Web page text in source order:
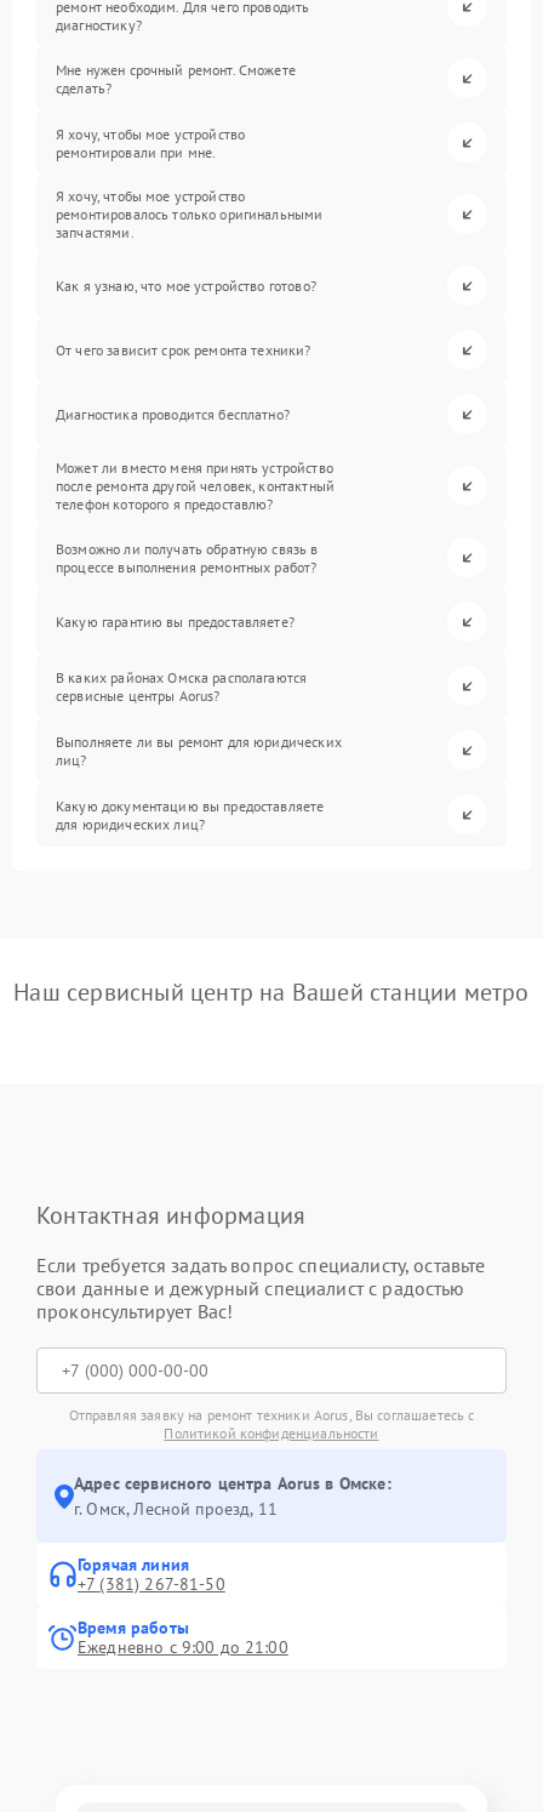
ремонт необходим. Для чего проводить
диагностику?
Мне нужен срочный ремонт. Сможете
сделать?
Я хочу, чтобы мое устройство
ремонтировали при мне.
Я хочу, чтобы мое устройство
ремонтировалось только оригинальными
запчастями.
Как я узнаю, что мое устройство готово?
От чего зависит срок ремонта техники?
Диагностика проводится бесплатно?
Может ли вместо меня принять устройство
после ремонта другой человек, контактный
телефон которого я предоставлю?
Возможно ли получать обратную связь в
процессе выполнения ремонтных работ?
Какую гарантию вы предоставляете?
В каких районах Омска располагаются
сервисные центры Aorus?
Выполняете ли вы ремонт для юридических
лиц?
Какую документацию вы предоставляете
для юридических лиц?
Наш сервисный центр на Вашей станции метро
Контактная информация
Если требуется задать вопрос специалисту, оставьте
свои данные и дежурный специалист с радостью
проконсультирует Вас!
Отправляя заявку на ремонт техники Aorus, Вы соглашаетесь с
Политикой конфиденциальности
Адрес сервисного центра Aorus в Омске:
г. Омск, ​Лесной проезд, 11
Горячая линия
+7 (381) 267-81-50
Время работы
Ежедневно с 9:00 до 21:00